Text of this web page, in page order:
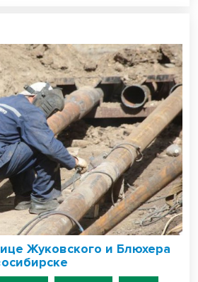
Жуковского и Блюхера